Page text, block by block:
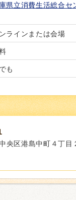
県立消費生活総合
ラインまたは会場
も
央区港島中町４丁目